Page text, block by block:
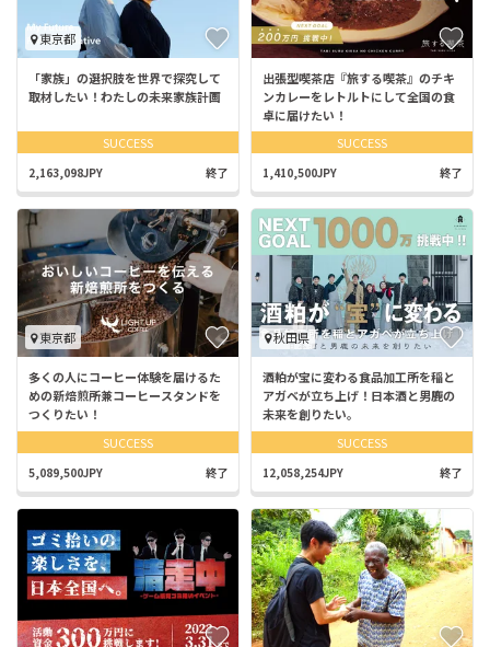
東京都
「家族」の選択肢を世界で探究して
取材したい！わたしの未来家族計画
SUCCESS
2,163,098JPY 終了
出張型喫茶店『旅する喫茶』のチキ
ンカレーをレトルトにして全国の食
卓に届けたい！
SUCCESS
1,410,500JPY 終了
東京都
多くの人にコーヒー体験を届けるた
めの新焙煎所兼コーヒースタンドを
つくりたい！
SUCCESS
5,089,500JPY 終了
秋田県
酒粕が宝に変わる食品加工所を稲と
アガベが立ち上げ！日本酒と男鹿の
未来を創りたい。
SUCCESS
12,058,254JPY 終了